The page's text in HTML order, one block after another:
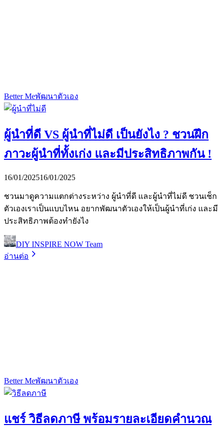
Better Meพัฒนาตัวเอง
ผู้นำที่ดี VS ผู้นำที่ไม่ดี เป็นยังไง ? ชวนฝึก
ภาวะผู้นำที่ทั้งเก่ง และมีประสิทธิภาพกัน !
16/01/202516/01/2025
ชวนมาดูความแตกต่างระหว่าง ผู้นำที่ดี และผู้นำที่ไม่ดี ชวนเช็ก
ตัวเองเราเป็นแบบไหน อยากพัฒนาตัวเองให้เป็นผู้นำที่เก่ง และมี
ประสิทธิภาพต้องทำยังไง
DIY INSPIRE NOW Team
อ่านต่อ
Better Meพัฒนาตัวเอง
แชร์ วิธีลดภาษี พร้อมรายละเอียดคำนวณ